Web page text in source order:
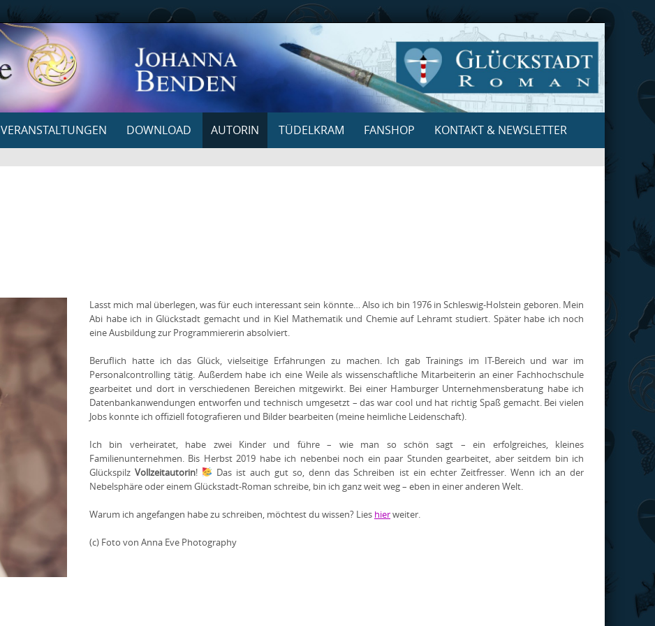
VERANSTALTUNGEN DOWNLOAD AUTORIN TÜDELKRAM FANSHOP KONTAKT & NEWSLETTER
Lasst mich mal überlegen, was für euch interessant sein könnte… Also ich bin 1976 in Schleswig-Holstein geboren. Mein
Abi habe ich in Glückstadt gemacht und in Kiel Mathematik und Chemie auf Lehramt studiert. Später habe ich noch
eine Ausbildung zur Programmiererin absolviert.
Beruflich hatte ich das Glück, vielseitige Erfahrungen zu machen. Ich gab Trainings im IT-Bereich und war im
Personalcontrolling tätig. Außerdem habe ich eine Weile als wissenschaftliche Mitarbeiterin an einer Fachhochschule
gearbeitet und dort in verschiedenen Bereichen mitgewirkt. Bei einer Hamburger Unternehmensberatung habe ich
Datenbankanwendungen entworfen und technisch umgesetzt – das war cool und hat richtig Spaß gemacht. Bei vielen
Jobs konnte ich offiziell fotografieren und Bilder bearbeiten (meine heimliche Leidenschaft).
Ich bin verheiratet, habe zwei Kinder und führe – wie man so schön sagt – ein erfolgreiches, kleines
Familienunternehmen. Bis Herbst 2019 habe ich nebenbei noch ein paar Stunden gearbeitet, aber seitdem bin ich
GlückspilzVollzeitautorin!
Das ist auch gut so, denn das Schreiben ist ein echter Zeitfresser. Wenn ich an der
Nebelsphäre oder einem Glückstadt-Roman schreibe, bin ich ganz weit weg – eben in einer anderen Welt.
Warum ich angefangen habe zu schreiben, möchtest du wissen? Lies hierweiter.
(c) Foto von Anna Eve Photography